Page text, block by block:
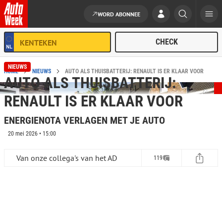
Ga naar de inhoud
WORD ABONNEE
HOME NIEUWS AUTO ALS THUISBATTERIJ: RENAULT IS ER KLAAR VOOR
NIEUWS
AUTO ALS THUISBATTERIJ:
RENAULT IS ER KLAAR VOOR
ENERGIENOTA VERLAGEN MET JE AUTO
20 mei 2026 • 15:00
Van onze collega's van het AD 119